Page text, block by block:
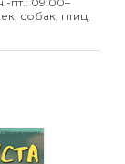
собак, птиц,